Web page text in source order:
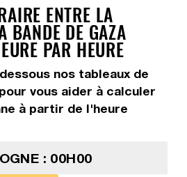
ENTRE LA
BANDE DE GAZA
PAR HEURE
nos tableaux de
vous aider à calculer
à partir de l'heure
: 00H00